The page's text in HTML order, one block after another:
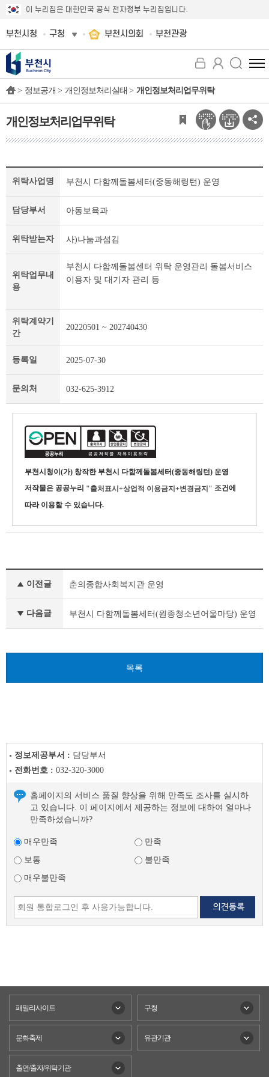
이 누리집은 대한민국 공식 전자정부 누리집입니다.
부천시청 구청 부천시의회 부천관광
전
체
뉴
보
기
> 정보공개 > 개인정보처리실태 > 개인정보처리업무위탁
개인정보처리업무위탁
인
정
보
무
개
정
보
목
테
이
위탁사업명 부천시 다함께돌봄세터(중동해링턴) 운영
담당부서 아동보육과
위탁받는자 사)나눔과섬김
위탁업무내
용
부천시 다함께돌봄센터 위탁 운영관리 돌봄서비스
이용자 및 대기자 관리 등
위탁계약기
간
20220501 ~ 202740430
등록일 2025-07-30
문의처 032-625-3912
부천시청이(가) 창작한 부천시 다함께돌봄세터(중동해링턴) 운영
저작물은 공공누리 "출처표시+상업적 이용금지+변경금지" 조건에
따라 이용할 수 있습니다.
정
탁
음
글
이전글 춘의종합사회복지관 운영
다음글 부천시 다함께돌봄세터(원종청소년어울마당) 운영
목록
정보제공부서 : 담당부서
전화번호 : 032-320-3000
홈페이지의 서비스 품질 향상을 위해 만족도 조사를 실시하
고 있습니다. 이 페이지에서 제공하는 정보에 대하여 얼마나
만족하셨습니까?
매우만족
만족
보통
불만족
매우불만족
패밀리사이트 구청
문화축제 유관기관
출연/출자/위탁기관